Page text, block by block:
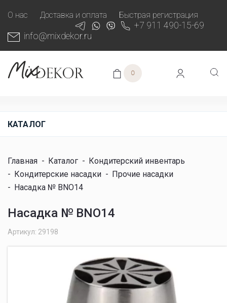
О нас Доставка и оплата Быстрая регистрация
+7 911 490-15-69
info@mixdekor.ru
0
КАТАЛОГ
Главная - Каталог - Кондитерский инвентарь
- Кондитерские насадки - Прочие насадки
- Насадка № BNO14
Насадка № BNO14
Артикул: 29198